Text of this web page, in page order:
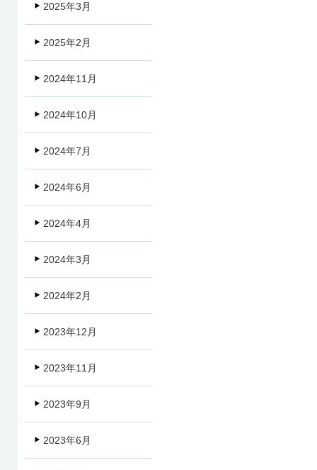
2025年3月
2025年2月
2024年11月
2024年10月
2024年7月
2024年6月
2024年4月
2024年3月
2024年2月
2023年12月
2023年11月
2023年9月
2023年6月